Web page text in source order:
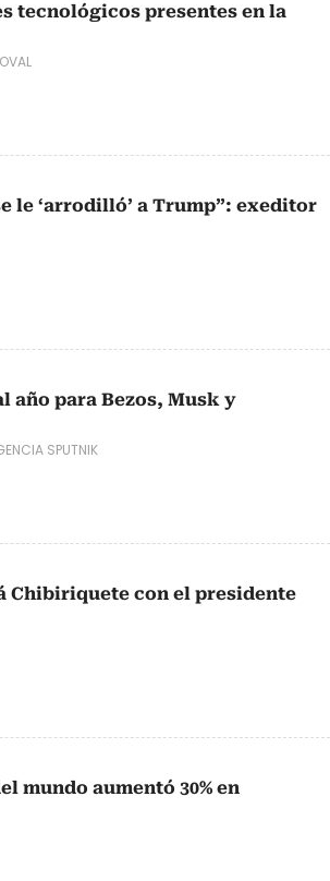
tecnológicos presentes en la
le ‘arrodilló’ a Trump”: exeditor
año para Bezos, Musk y
SPUTNIK
Chibiriquete con el presidente
mundo aumentó 30% en